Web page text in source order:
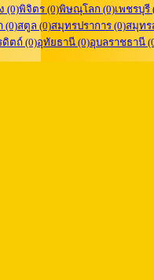
(0)พิจิตร (0)พิษณุโลก (0)เพชรบุรี
(0)สตูล (0)สมุทรปราการ (0)สมุทร
ดิตถ์ (0)อุทัยธานี (0)อุบลราชธานี